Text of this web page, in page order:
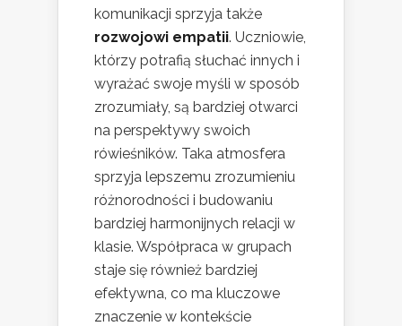
komunikacji sprzyja także
rozwojowi empatii. Uczniowie,
którzy potrafią słuchać innych i
wyrażać swoje myśli w sposób
zrozumiały, są bardziej otwarci
na perspektywy swoich
rówieśników. Taka atmosfera
sprzyja lepszemu zrozumieniu
różnorodności i budowaniu
bardziej harmonijnych relacji w
klasie. Współpraca w grupach
staje się również bardziej
efektywna, co ma kluczowe
znaczenie w kontekście